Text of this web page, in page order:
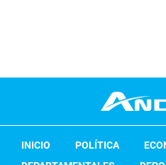
INICIO POLÍTICA